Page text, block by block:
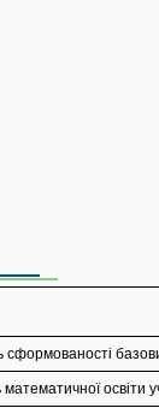
сформованості
математичної освіти